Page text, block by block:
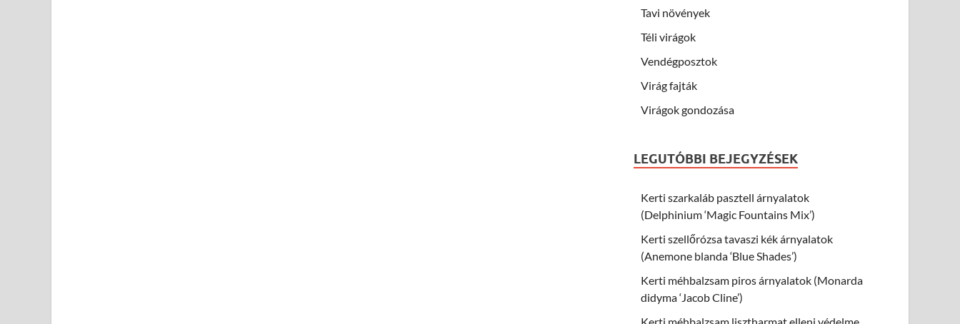
Tavi növények
Téli virágok
Vendégposztok
Virág fajták
Virágok gondozása
LEGUTÓBBI BEJEGYZÉSEK
Kerti szarkaláb pasztell árnyalatok
(Delphinium ‘Magic Fountains Mix’)
Kerti szellőrózsa tavaszi kék árnyalatok
(Anemone blanda ‘Blue Shades’)
Kerti méhbalzsam piros árnyalatok (Monarda
didyma ‘Jacob Cline’)